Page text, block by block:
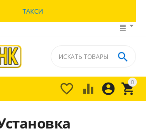
ТАКСИ
0


 
